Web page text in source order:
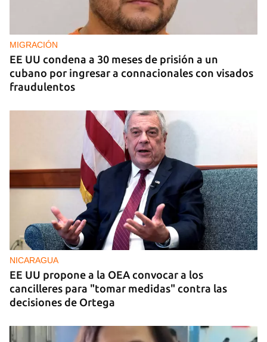
sector privado cubano
MIGRACIÓN
EE UU condena a 30 meses de prisión a un
cubano por ingresar a connacionales con visados
fraudulentos
NICARAGUA
EE UU propone a la OEA convocar a los
cancilleres para "tomar medidas" contra las
decisiones de Ortega